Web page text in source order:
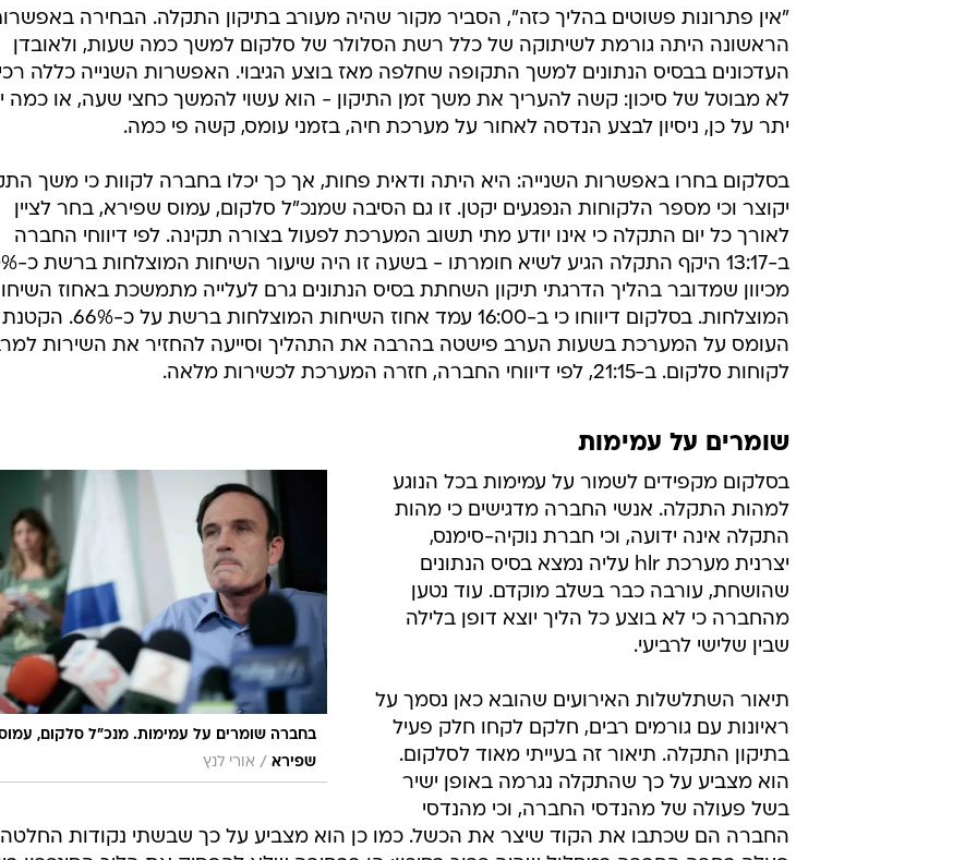
"אין פתרונות פשוטים בהליך כזה", הסביר מקור שהיה מעורב בתיקון התקלה. הבחירה
הראשונה היתה גורמת לשיתוקה של כלל רשת הסלולר של סלקום למשך כמה שעות, ולאובדן
העדכונים בבסיס הנתונים למשך התקופה שחלפה מאז בוצע הגיבוי. האפשרות השנייה כללה
לא מבוטל של סיכון: קשה להעריך את משך זמן התיקון - הוא עשוי להמשך כחצי שעה, או כמה
יתר על כן, ניסיון לבצע הנדסה לאחור על מערכת חיה, בזמני עומס, קשה פי כמה.
בסלקום בחרו באפשרות השנייה: היא היתה ודאית פחות, אך כך יכלו בחברה לקוות כי משך
יקוצר וכי מספר הלקוחות הנפגעים יקטן. זו גם הסיבה שמנכ"ל סלקום, עמוס שפירא, בחר לציין
לאורך כל יום התקלה כי אינו יודע מתי תשוב המערכת לפעול בצורה תקינה. לפי דיווחי החברה
מכיוון שמדובר בהליך הדרגתי תיקון השחתת בסיס הנתונים גרם לעלייה מתמשכת באחוז
המוצלחות. בסלקום דיווחו כי ב-16:00 עמד אחוז השיחות המוצלחות ברשת על כ-66%. הקטנת
העומס על המערכת בשעות הערב פישטה בהרבה את התהליך וסייעה להחזיר את השירות
לקוחות סלקום. ב-21:15, לפי דיווחי החברה, חזרה המערכת לכשירות מלאה.
שומרים על עמימות
בחברה שומרים על עמימות. מנכ"ל סלקום,
שפירא / אורי לנץ
בסלקום מקפידים לשמור על עמימות בכל הנוגע
למהות התקלה. אנשי החברה מדגישים כי מהות
התקלה אינה ידועה, וכי חברת נוקיה-סימנס,
יצרנית מערכת hlr עליה נמצא בסיס הנתונים
שהושחת, עורבה כבר בשלב מוקדם. עוד נטען
מהחברה כי לא בוצע כל הליך יוצא דופן בלילה
שבין שלישי לרביעי.
תיאור השתלשלות האירועים שהובא כאן נסמך על
ראיונות עם גורמים רבים, חלקם לקחו חלק פעיל
בתיקון התקלה. תיאור זה בעייתי מאוד לסלקום.
הוא מצביע על כך שהתקלה נגרמה באופן ישיר
בשל פעולה של מהנדסי החברה, וכי מהנדסי
החברה הם שכתבו את הקוד שיצר את הכשל. כמו כן הוא מצביע על כך שבשתי נקודות החלטה